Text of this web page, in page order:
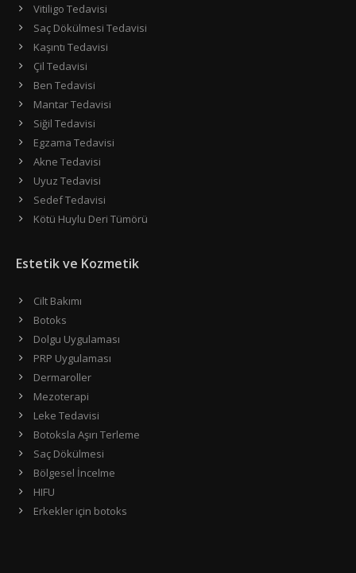
Vitiligo Tedavisi
Saç Dökülmesi Tedavisi
Kaşıntı Tedavisi
Çil Tedavisi
Ben Tedavisi
Mantar Tedavisi
Siğil Tedavisi
Egzama Tedavisi
Akne Tedavisi
Uyuz Tedavisi
Sedef Tedavisi
Kötü Huylu Deri Tümörü
Estetik ve Kozmetik
Cilt Bakımı
Botoks
Dolgu Uygulaması
PRP Uygulaması
Dermaroller
Mezoterapi
Leke Tedavisi
Botoksla Aşırı Terleme
Saç Dökülmesi
Bölgesel İncelme
HIFU
Erkekler için botoks